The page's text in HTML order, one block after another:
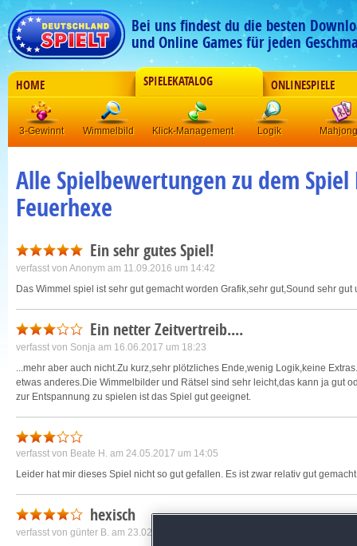
Bei uns findest du die besten
und Online Games für jeden
HOME SPIELEKATALOG ONLINESPIELE
3-Gewinnt Wimmelbild Klick-Management Logik Mahjong
Alle Spielbewertungen zu dem Spiel
Feuerhexe
Ein sehr gutes Spiel!
verfasst von Anonym am 11.09.2016 um 14:42
Das Wimmel spiel ist sehr gut gemacht worden Grafik,sehr gut,Sound sehr
Ein netter Zeitvertreib....
verfasst von Sonja am 16.06.2017 um 18:23
...mehr aber auch nicht.Zu kurz,sehr plötzliches Ende,wenig Logik,keine
etwas anderes.Die Wimmelbilder und Rätsel sind sehr leicht,das kann ja gut
zur Entspannung zu spielen ist das Spiel gut geeignet.
verfasst von Beate H. am 24.05.2017 um 14:05
Leider hat mir dieses Spiel nicht so gut gefallen. Es ist zwar relativ gut
hexisch
verfasst von günter B. am 23.02.2020 um 09:53